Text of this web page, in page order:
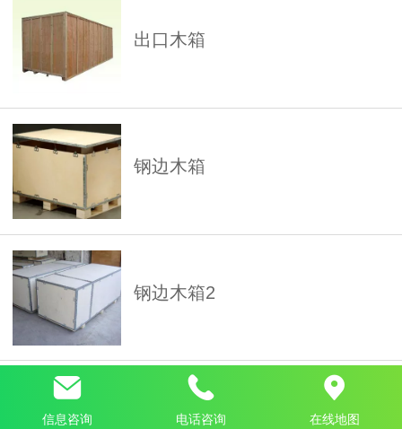
出口木箱
钢边木箱
钢边木箱2
天津出口木箱
信息咨询 电话咨询 在线地图